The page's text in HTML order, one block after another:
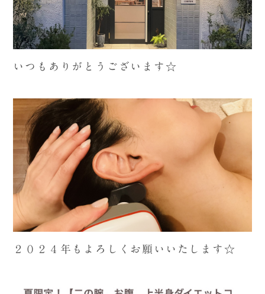
いつもありがとうございます☆
２０２４年もよろしくお願いいたします☆